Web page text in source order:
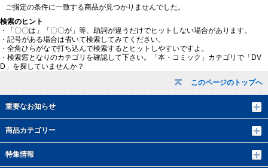
このページのトップへ
重要なお知らせ
商品カテゴリー
特集情報
ご指定の条件に一致する商品が見つかりませんでした。
検索のヒント
・「〇〇は」「〇〇が」等、助詞が違うだけでヒットしない場合があります。
・記号がある場合は省いて検索してみてください。
・全角ひらがなで打ち込んで検索するとヒットしやすいですよ。
・検索窓となりのカテゴリを確認して下さい。「本・コミック」カテゴリで「DV
D」を探していませんか？